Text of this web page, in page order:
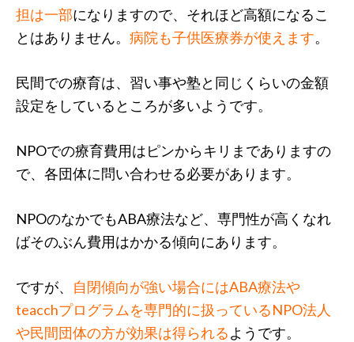
担は一部になりますので、それほど高額になるこ
とはありません。 病院も子供医療券が使えます。
民間での療育は、習い事や塾と同じくらいの金額
設定をしているところが多いようです。
NPOでの療育費用はピンからキリまでありますの
で、各団体に問い合わせる必要があります。
NPOのなかでもABA療法など、専門性が高くなれ
ばそのぶん費用はかかる傾向にあります。
ですが、 自閉傾向が強い場合にはABA療法や
teacchプログラムを専門的に扱っているNPO法人
や民間団体の方が効果は得られるようです。